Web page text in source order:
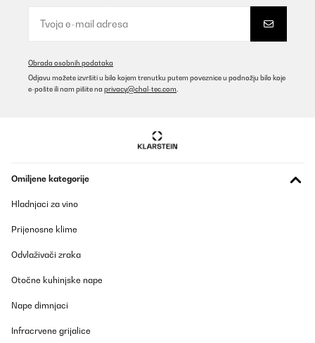
Obrada osobnih podataka
Odjavu možete izvršiti u bilo kojem trenutku putem poveznice u podnožju bilo koje
e-pošte ili nam pišite na privacy@chal-tec.com
Omiljene kategorije
Hladnjaci za vino
Prijenosne klime
Odvlaživači zraka
Otočne kuhinjske nape
Nape dimnjaci
Infracrvene grijalice